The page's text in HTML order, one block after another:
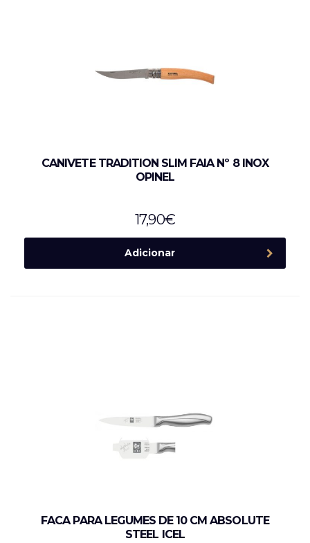
CANIVETE TRADITION SLIM FAIA Nº 8 INOX
OPINEL
17,90€
Adicionar
FACA PARA LEGUMES DE 10 CM ABSOLUTE
STEEL ICEL